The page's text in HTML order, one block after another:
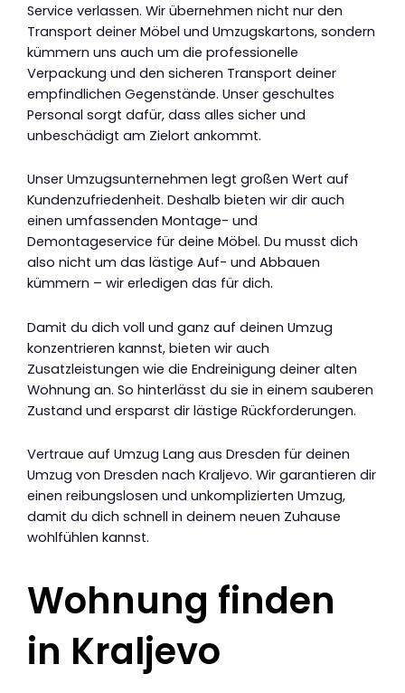
Service verlassen. Wir übernehmen nicht nur den
Transport deiner Möbel und Umzugskartons, sondern
kümmern uns auch um die professionelle
Verpackung und den sicheren Transport deiner
empfindlichen Gegenstände. Unser geschultes
Personal sorgt dafür, dass alles sicher und
unbeschädigt am Zielort ankommt.
Unser Umzugsunternehmen legt großen Wert auf
Kundenzufriedenheit. Deshalb bieten wir dir auch
einen umfassenden Montage- und
Demontageservice für deine Möbel. Du musst dich
also nicht um das lästige Auf- und Abbauen
kümmern – wir erledigen das für dich.
Damit du dich voll und ganz auf deinen Umzug
konzentrieren kannst, bieten wir auch
Zusatzleistungen wie die Endreinigung deiner alten
Wohnung an. So hinterlässt du sie in einem sauberen
Zustand und ersparst dir lästige Rückforderungen.
Vertraue auf Umzug Lang aus Dresden für deinen
Umzug von Dresden nach Kraljevo. Wir garantieren dir
einen reibungslosen und unkomplizierten Umzug,
damit du dich schnell in deinem neuen Zuhause
wohlfühlen kannst.
Wohnung finden
in Kraljevo